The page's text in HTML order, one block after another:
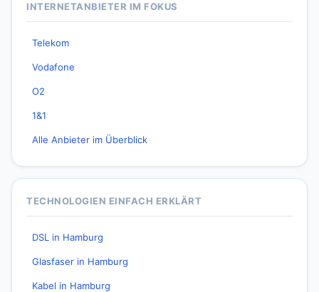
INTERNETANBIETER IM FOKUS
Telekom
Vodafone
O2
1&1
Alle Anbieter im Überblick
TECHNOLOGIEN EINFACH ERKLÄRT
DSL in Hamburg
Glasfaser in Hamburg
Kabel in Hamburg